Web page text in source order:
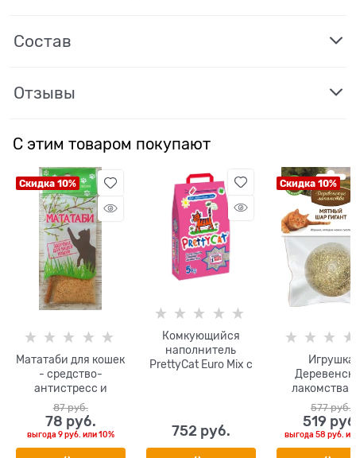
Состав
Отзывы
С этим товаром покупают
Скидка 10%
Мататаби для кошек
- средство-
антистресс и
палочка-игрушка
87 руб.
78 руб.
выгода 9 руб. или10%
Комкующийся
наполнитель
PrettyCat Euro Mix с
752 руб.
Скидка 10%
Игрушка
лакомства для
кошек Мятный шар
большой
577 руб.
519
выгода58 руб.